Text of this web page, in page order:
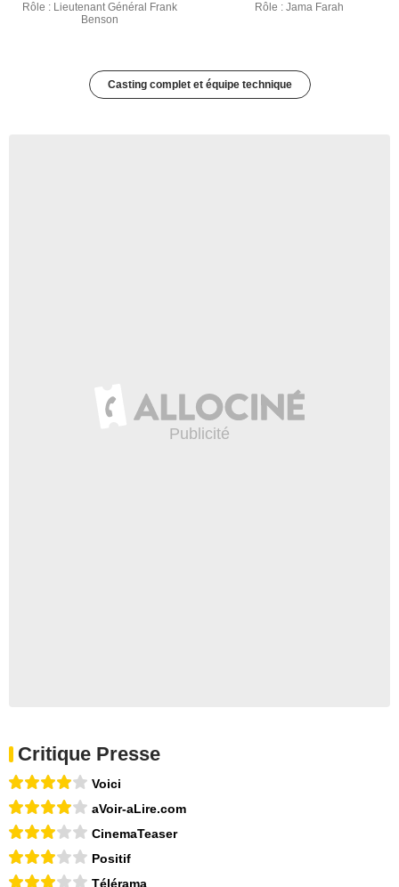
Rôle : Lieutenant Général Frank
Benson
Rôle : Jama Farah
Casting complet et équipe technique
Critique Presse
Voici
aVoir-aLire.com
CinemaTeaser
Positif
Télérama